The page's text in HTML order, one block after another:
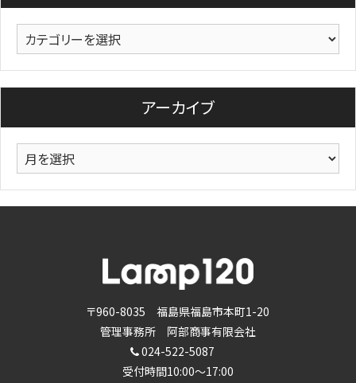
カ
テ
ゴ
アーカイブ
ー
カ
〒960-8035 福島県福島市本町1-20
管理事務所 阿部商事有限会社
024-522-5087
受付時間10:00～17:00